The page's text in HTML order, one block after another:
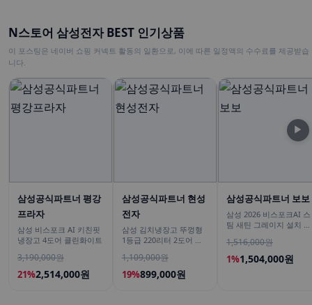
N스토어 삼성전자 BEST 인기상품
이 포스팅은 네이버 쇼핑 커넥트 활동의 일환으로, 이에 따른 일정액의 수수료를 제공받습
니다.
삼성공식파트너 평강
프라자
삼성 비스포크 AI 키친핏
냉장고 4도어 클린화이트
3,190,000원
21%2,514,000원
삼성공식파트너 현성
전자
삼성 김치냉장고 뚜껑형
1등급 220리터 2도어 소
1,109,000원
19%899,000원
삼성공식파트너 보보
삼성 2026 비스포크AI 스
팀 새틴 그레이지 설치 보
1,516,000원
1%1,504,000원
▶